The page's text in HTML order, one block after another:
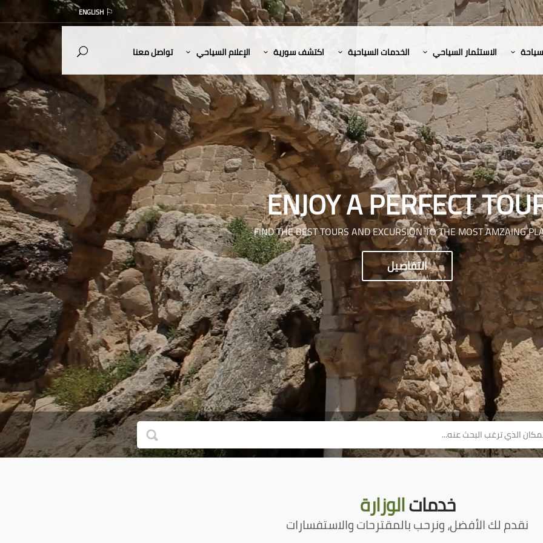
ENGLISH
الاستثمار السياحي الخدمات السياحية اكتشف سورية الإعلام السياحي تواصل معنا
ENJOY A PERFECT
FIND THE BEST TOURS AND EXCURSION TO THE MOST AMZAING
التفاصيل
خدماتالوزارة
نقدم لك الأفضل، ونرحب بالمقترحات والاستفسارات